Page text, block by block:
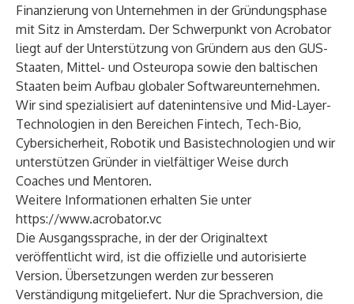
Finanzierung von Unternehmen in der Gründungsphase
mit Sitz in Amsterdam. Der Schwerpunkt von Acrobator
liegt auf der Unterstützung von Gründern aus den GUS-
Staaten, Mittel- und Osteuropa sowie den baltischen
Staaten beim Aufbau globaler Softwareunternehmen.
Wir sind spezialisiert auf datenintensive und Mid-Layer-
Technologien in den Bereichen Fintech, Tech-Bio,
Cybersicherheit, Robotik und Basistechnologien und wir
unterstützen Gründer in vielfältiger Weise durch
Coaches und Mentoren.
Weitere Informationen erhalten Sie unter
https://www.acrobator.vc
Die Ausgangssprache, in der der Originaltext
veröffentlicht wird, ist die offizielle und autorisierte
Version. Übersetzungen werden zur besseren
Verständigung mitgeliefert. Nur die Sprachversion, die